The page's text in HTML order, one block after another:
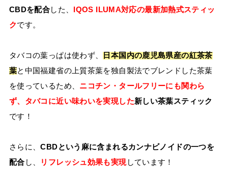
CBDを配合した、 IQOS ILUMA対応の最新加熱式スティッ
クです。
タバコの葉っぱは使わず、
日本国内の鹿児島県産の紅茶茶
葉と中国福建省の上質茶葉を独自製法でブレンドした茶葉
を使っているため、 ニコチン・タールフリーにも関わら
ず、タバコに近い味わいを実現した新しい茶葉スティック
です！
さらに、CBDという麻に含まれるカンナビノイドの一つを
配合 し、 リフレッシュ効果も実現しています！